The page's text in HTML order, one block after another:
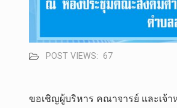
POST VIEWS: 67
ขอเชิญผู้บริหาร คณาจารย์ และเจ้